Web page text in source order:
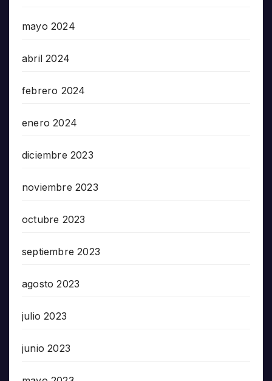
mayo 2024
abril 2024
febrero 2024
enero 2024
diciembre 2023
noviembre 2023
octubre 2023
septiembre 2023
agosto 2023
julio 2023
junio 2023